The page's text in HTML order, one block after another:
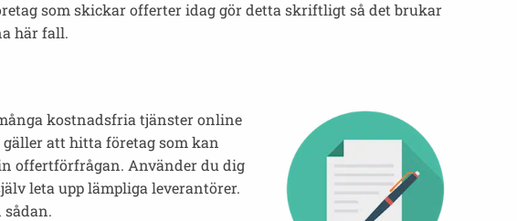
som skickar offerter idag gör detta skriftligt så det brukar
här fall.
kostnadsfria tjänster online
att hitta företag som kan
offertförfrågan. Använder du dig
leta upp lämpliga leverantörer.